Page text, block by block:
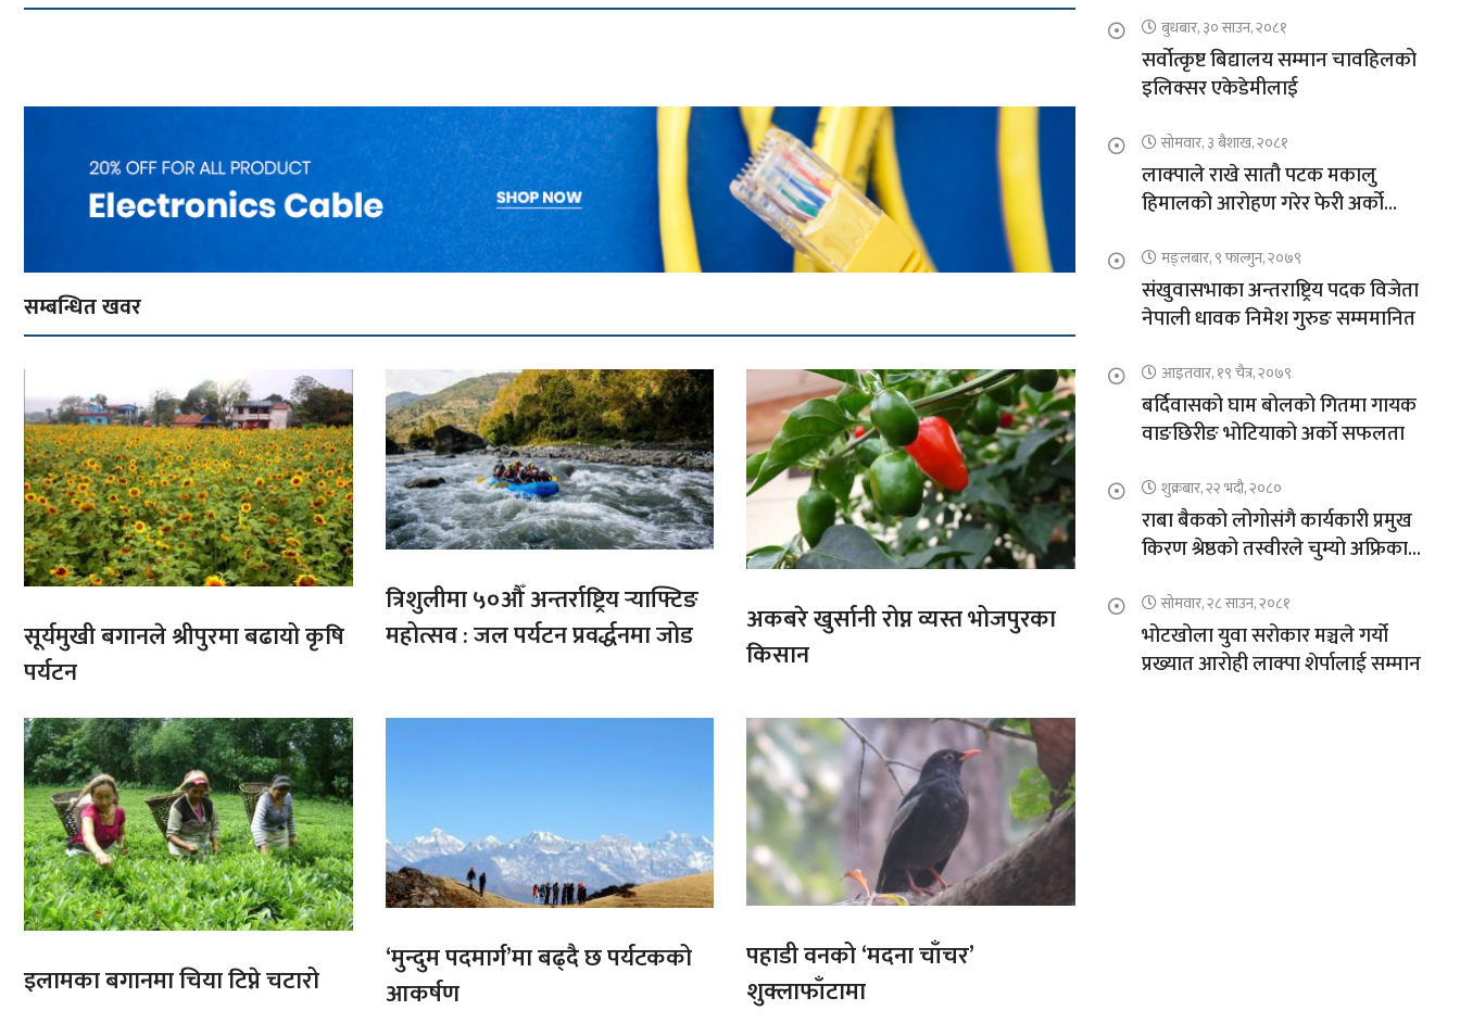
सम्बन्धित खवर
सूर्यमुखी बगानले श्रीपुरमा बढायो कृषि
पर्यटन
त्रिशुलीमा ५०औँ अन्तर्राष्ट्रिय र्‍याफ्टिङ
महोत्सव : जल पर्यटन प्रवर्द्धनमा जोड
अकबरे खुर्सानी रोप्न व्यस्त भोजपुरका
किसान
इलामका बगानमा चिया टिप्ने चटारो
‘मुन्दुम पदमार्ग’मा बढ्दै छ पर्यटकको
आकर्षण
पहाडी वनको ‘मदना चाँचर’
शुक्लाफाँटामा
बुधबार, ३० साउन, २०८१
सर्वोत्कृष्ट बिद्यालय सम्मान चावहिलको
इलिक्सर एकेडेमीलाई
सोमवार, ३ बैशाख, २०८१
लाक्पाले राखे सातौ पटक मकालु
हिमालको आरोहण गरेर फेरी अर्को
मङ्लबार, ९ फाल्गुन, २०७९
संखुवासभाका अन्तराष्ट्रिय पदक विजेता
नेपाली धावक निमेश गुरुङ सम्ममानित
आइतवार, १९ चैत्र, २०७९
बर्दिवासको घाम बोलको गितमा गायक
वाङछिरीङ भोटियाको अर्को सफलता
शुक्रबार, २२ भदौ, २०८०
राबा बैकको लोगोसंगै कार्यकारी प्रमुख
किरण श्रेष्ठको तस्वीरले चुम्यो अफ्रिकाको
सोमवार, २८ साउन, २०८१
भोटखोला युवा सरोकार मञ्चले गर्यो
प्रख्यात आरोही लाक्पा शेर्पालाई सम्मान